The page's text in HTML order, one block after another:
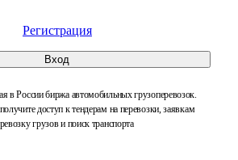
Регистрация
Вход
России биржа автомобильных грузоперевозок.
доступ к тендерам на перевозки, заявкам
грузов и поиск транспорта